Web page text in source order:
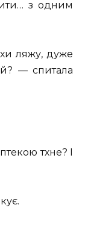
з одним
ляжу, дуже
— спитала
тхне? І